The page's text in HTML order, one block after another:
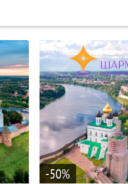
-50%